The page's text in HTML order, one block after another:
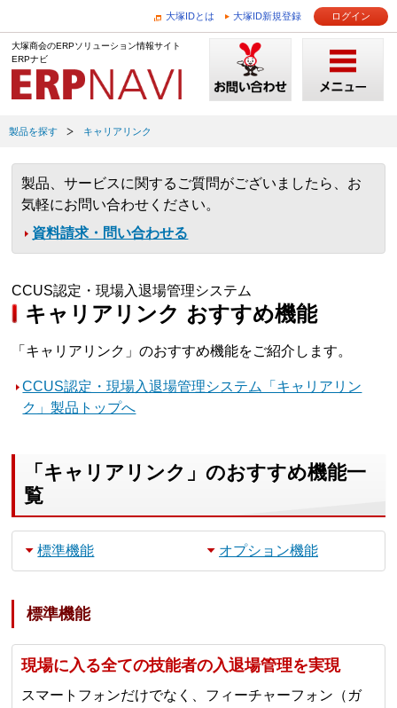
大塚IDとは 大塚ID新規登録 ログイン
大塚商会のERPソリューション情報サイト
ERPナビ
製品を探す キャリアリンク
製品、サービスに関するご質問がございましたら、お
気軽にお問い合わせください。
資料請求・問い合わせる
CCUS認定・現場入退場管理システム
キャリアリンク おすすめ機能
「キャリアリンク」のおすすめ機能をご紹介します。
CCUS認定・現場入退場管理システム「キャリアリン
ク」製品トップへ
「キャリアリンク」のおすすめ機能一
覧
標準機能 オプション機能
標準機能
現場に入る全ての技能者の入退場管理を実現
スマートフォンだけでなく、フィーチャーフォン（ガ